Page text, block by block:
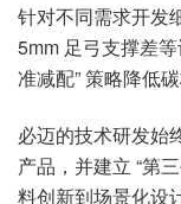
针对不同需求开发
5mm 足弓支撑差
准减配” 策略降低
必迈的技术研发始
产品，并建立 “第
料创新到场景化设